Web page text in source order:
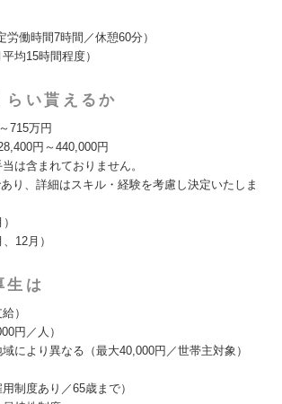
労働時間7時間／休憩60分）
均15時間程度）
らい貰えるか
715万円
円～440,000円
は含まれておりません。
り、詳細はスキル・経験を考慮し決定いたしま
12月）
生は
）
円／人）
により異なる（最大40,000円／世帯主対象）
制度あり／65歳まで）